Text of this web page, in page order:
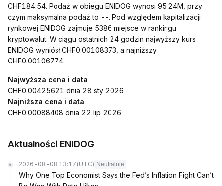
CHF184.54. Podaż w obiegu ENIDOG wynosi 95.24M, przy
czym maksymalna podaż to --. Pod względem kapitalizacji
rynkowej ENIDOG zajmuje 5386 miejsce w rankingu
kryptowalut. W ciągu ostatnich 24 godzin najwyższy kurs
ENIDOG wyniósł CHF0.00108373, a najniższy
CHF0.00106774.
Najwyższa cena i data
CHF0.00425621 dnia 28 sty 2026
Najniższa cena i data
CHF0.00088408 dnia 22 lip 2026
Aktualności ENIDOG
2026-08-08 13:17 (UTC) Neutralnie
Why One Top Economist Says the Fed’s Inflation Fight Can’t